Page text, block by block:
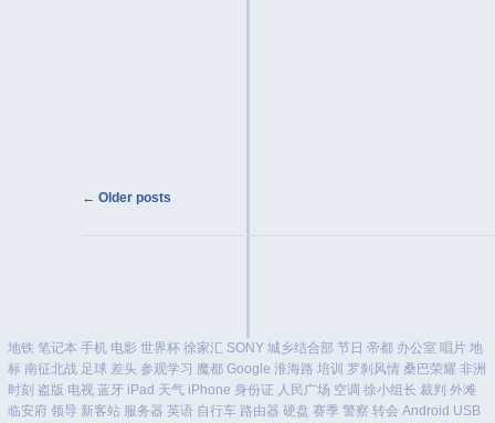
Post navigation
← Older posts
地铁 笔记本 手机 电影 世界杯 徐家汇 SONY 城乡结合部 节日 帝都 办公室 唱片 地
标 南征北战 足球 差头 参观学习 魔都 Google 淮海路 培训 罗刹风情 桑巴荣耀 非洲
时刻 盗版 电视 蓝牙 iPad 天气 iPhone 身份证 人民广场 空调 徐小组长 裁判 外滩
临安府 领导 新客站 服务器 英语 自行车 路由器 硬盘 赛季 警察 转会 Android USB